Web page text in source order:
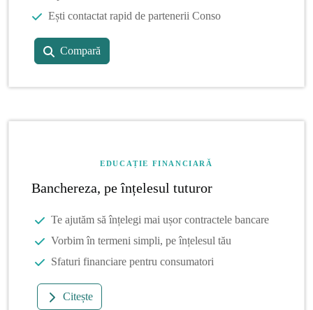
Ești contactat rapid de partenerii Conso
Compară
EDUCAȚIE FINANCIARĂ
Banchereza, pe înțelesul tuturor
Te ajutăm să înțelegi mai ușor contractele bancare
Vorbim în termeni simpli, pe înțelesul tău
Sfaturi financiare pentru consumatori
Citește